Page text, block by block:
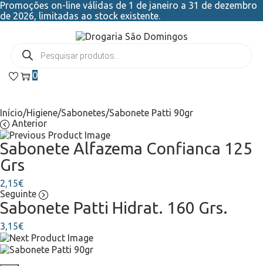
Promoções on-line válidas de 1 de janeiro a 31 de dezembro
de 2026, limitadas ao stock existente.
0
Início/Higiene/Sabonetes/Sabonete Patti 90gr
Anterior
Sabonete Alfazema Confianca 125
Grs
2,15€
Seguinte
Sabonete Patti Hidrat. 160 Grs.
3,15€